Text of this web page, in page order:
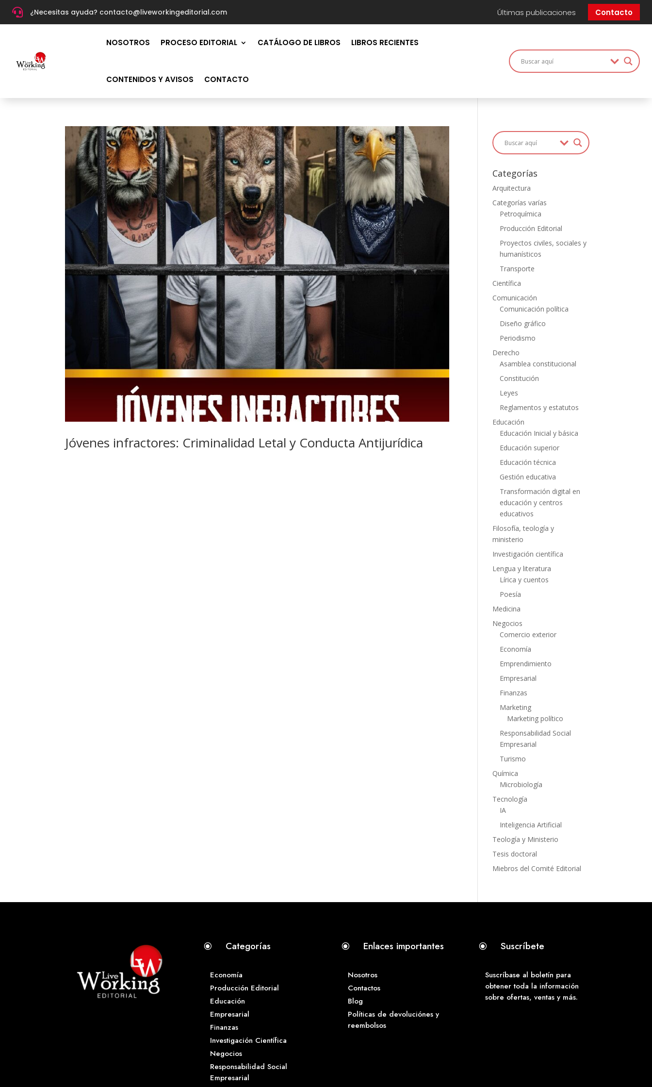
 ¿Necesitas ayuda? contacto@liveworkingeditorial.com Últimas publicaciones Contacto
NOSOTROS PROCESO EDITORIAL CATÁLOGO DE LIBROS LIBROS RECIENTES
CONTENIDOS Y AVISOS CONTACTO
Jóvenes infractores: Criminalidad Letal y Conducta Antijurídica
Categorías
Arquitectura
Categorías varías
Petroquímica
Producción Editorial
Proyectos civiles, sociales y
humanísticos
Transporte
Científica
Comunicación
Comunicación política
Diseño gráfico
Periodismo
Derecho
Asamblea constitucional
Constitución
Leyes
Reglamentos y estatutos
Educación
Educación Inicial y básica
Educación superior
Educación técnica
Gestión educativa
Transformación digital en
educación y centros
educativos
Filosofía, teología y
ministerio
Investigación científica
Lengua y literatura
Lírica y cuentos
Poesía
Medicina
Negocios
Comercio exterior
Economía
Emprendimiento
Empresarial
Finanzas
Marketing
Marketing político
Responsabilidad Social
Empresarial
Turismo
Química
Microbiología
Tecnología
IA
Inteligencia Artificial
Teología y Ministerio
Tesis doctoral
Miebros del Comité Editorial
\ Categorías
Economía
Producción Editorial
Educación
Empresarial
Finanzas
Investigación Científica
Negocios
Responsabilidad Social
Empresarial
\ Enlaces importantes
Nosotros
Contactos
Blog
Políticas de devoluciónes y
reembolsos
\ Suscríbete
Suscríbase al boletín para
obtener toda la información
sobre ofertas, ventas y más.